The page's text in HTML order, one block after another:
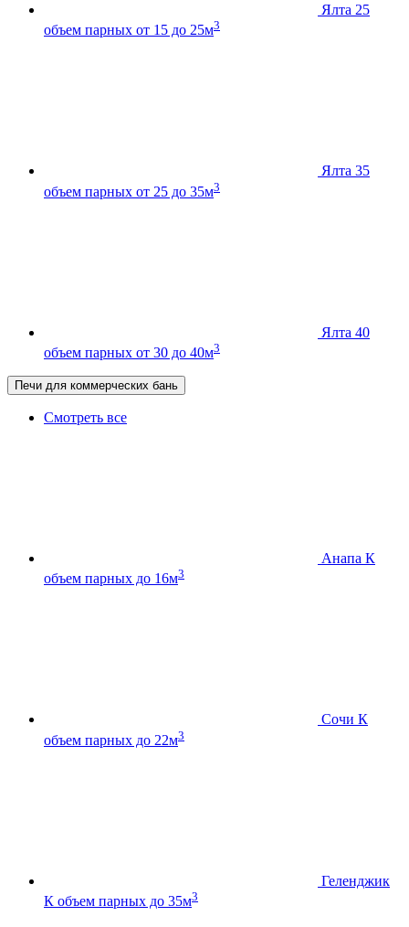
Ялта 25
объем парных от 15 до 25м3
Ялта 35
объем парных от 25 до 35м3
Ялта 40
объем парных от 30 до 40м3
Печи для коммерческих бань
Смотреть все
Анапа К
объем парных до 16м3
Сочи К
объем парных до 22м3
Геленджик
К объем парных до 35м3